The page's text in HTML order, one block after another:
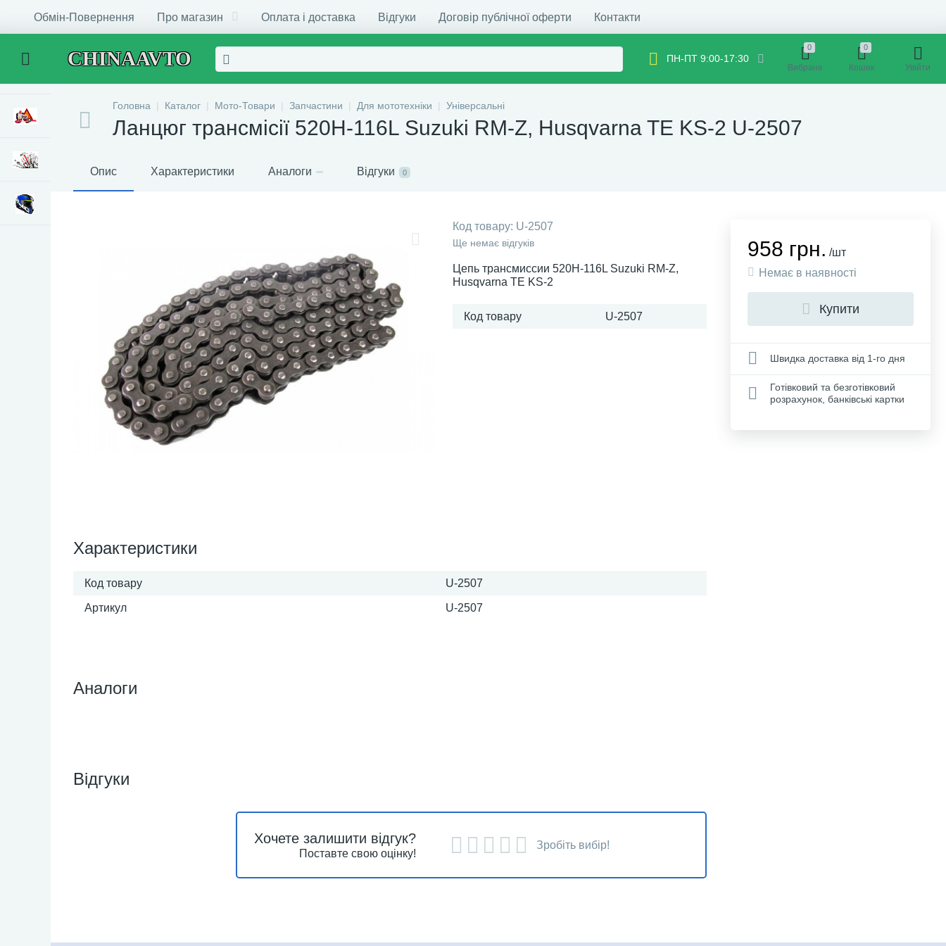
Обмін-Повернення Про магазин Оплата і доставка Відгуки Договір публічної оферти Контакти
CHINAAVTO ПН-ПТ 9:00-17:30
0
Вибране
0
Кошик Увійти
Головна Каталог Мото-Товари Запчастини Для мототехніки Універсальні
Ланцюг трансмісії 520H-116L Suzuki RM-Z, Husqvarna TE KS-2 U-2507
Опис Характеристики Аналоги Відгуки 0
Код товару: U-2507
Ще немає відгуків
Цепь трансмиссии 520H-116L Suzuki RM-Z,
Husqvarna TE KS-2
Код товару U-2507
Характеристики
Код товару U-2507
Артикул U-2507
958 грн. /шт
Немає в наявності
Купити
Швидка доставка від 1-го дня
Готівковий та безготівковий
розрахунок, банківські картки
Аналоги
Відгуки
Хочете залишити відгук?
Поставте свою оцінку!
Зробіть вибір!